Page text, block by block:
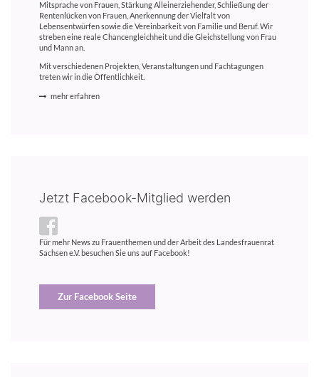
Mitsprache von Frauen, Stärkung Alleinerziehender, Schließung der
Rentenlücken von Frauen, Anerkennung der Vielfalt von
Lebensentwürfen sowie die Vereinbarkeit von Familie und Beruf. Wir
streben eine reale Chancengleichheit und die Gleichstellung von Frau
und Mann an.
Mit verschiedenen Projekten, Veranstaltungen und Fachtagungen
treten wir in die Öffentlichkeit.
mehr erfahren
Jetzt Facebook-Mitglied werden
Für mehr News zu Frauenthemen und der Arbeit des Landesfrauenrat
Sachsen e.V. besuchen Sie uns auf Facebook!
Zur Facebook Seite